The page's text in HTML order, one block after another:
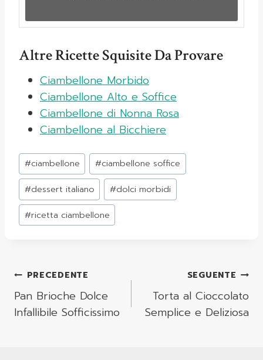
Altre Ricette Squisite Da Provare
Ciambellone Morbido
Ciambellone Alto e Soffice
Ciambellone di Nonna Rosa
Ciambellone al Bicchiere
Tag
articolo:
#ciambellone #ciambellone soffice
#dessert italiano #dolci morbidi
#ricetta ciambellone
Navigazione
Articoli
PRECEDENTE
Pan Brioche Dolce
Infallibile Sofficissimo
SEGUENTE
Torta al Cioccolato
Semplice e Deliziosa